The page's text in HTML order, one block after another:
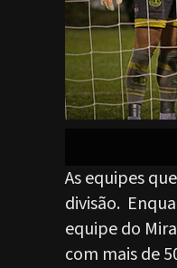
As equipes
divisão.
equipe do
com mais de